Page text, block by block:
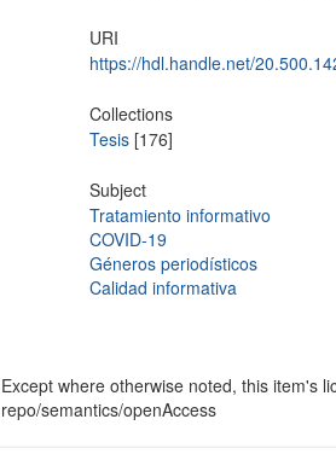
URI
https://hdl.handle.net/
Collections
Tesis [176]
Subject
Tratamiento informativo
COVID-19
Géneros periodísticos
Calidad informativa
Except where otherwise noted, this item's
repo/semantics/openAccess